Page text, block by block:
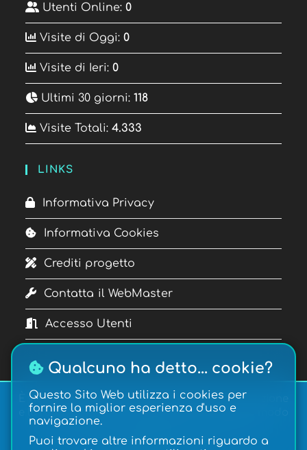
Utenti Online:0
Visite di Oggi:0
Visite di Ieri:0
Ultimi 30 giorni:118
Visite Totali:4.333
LINKS
Informativa Privacy
Informativa Cookies
Crediti progetto
Contatta il WebMaster
Accesso Utenti
È vietata la copia, la pubblicazione, la riproduzione
e la redistribuzione dei contenuti in qualsiasi modo
Copyright © 2026Gateway| Realizzazione:
Qualcuno ha detto... cookie?
Questo Sito Web utilizza i cookies per
fornire la miglior esperienza d'uso e
navigazione.
Puoi trovare altre informazioni riguardo a